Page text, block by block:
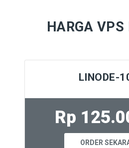
HARGA VPS
LINODE-
Rp
ORDER